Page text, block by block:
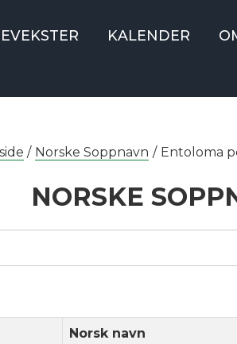
KALENDER
/ Norske Soppnavn / Entoloma
NORSKE
Norsk navn